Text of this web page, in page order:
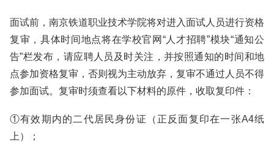
面试前，南京铁道职业技术学院将对进入面试人员进行资格
复审，具体时间地点将在学校官网“人才招聘”模块“通知公
告”栏发布，请应聘人员及时关注，并按照通知的时间和地
点参加资格复审，否则视为主动放弃，复审不通过人员不得
参加面试。复审时须查看以下材料的原件，收取复印件：
①有效期内的二代居民身份证（正反面复印在一张A4纸
上）；